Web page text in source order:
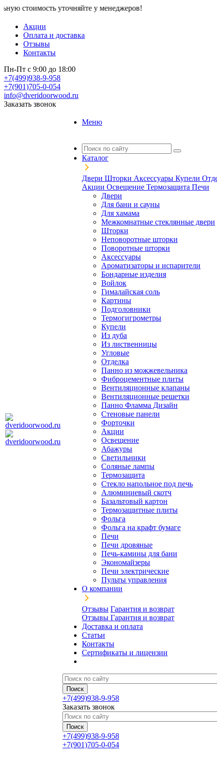
уточняйте у менеджеров!
Акции
Оплата и доставка
Отзывы
Контакты
Пн-Пт с 9:00 до 18:00
+7(499)938-9-958
+7(901)705-0-054
info@dveridoorwood.ru
Заказать звонок
Меню
Каталог
Двери Шторки Аксессуары Купели
Акции Освещение Термозащита Печи
Двери
Для бани и сауны
Для хамама
Межкомнатные стеклянные двери
Шторки
Неповоротные шторки
Поворотные шторки
Аксессуары
Ароматизаторы и испарители
Бондарные изделия
Войлок
Гималайская соль
Картины
Подголовники
Термогигрометры
Купели
Из дуба
Из лиственницы
Угловые
Отделка
Панно из можжевельника
Фиброцементные плиты
Вентиляционные клапаны
Вентиляционные решетки
Панно Фламма Дизайн
Стеновые панели
Форточки
Акции
Освещение
Абажуры
Светильники
Соляные лампы
Термозащита
Стекло напольное под печь
Алюминиевый скотч
Базальтовый картон
Термозащитные плиты
Фольга
Фольга на крафт бумаге
Печи
Печи дровяные
Печь-камины для бани
Экономайзеры
Печи электрические
Пульты управления
О компании
Отзывы Гарантия и возврат
Отзывы Гарантия и возврат
Доставка и оплата
Статьи
Контакты
Сертификаты и лицензии
+7(499)938-9-958
Заказать звонок
+7(499)938-9-958
+7(901)705-0-054